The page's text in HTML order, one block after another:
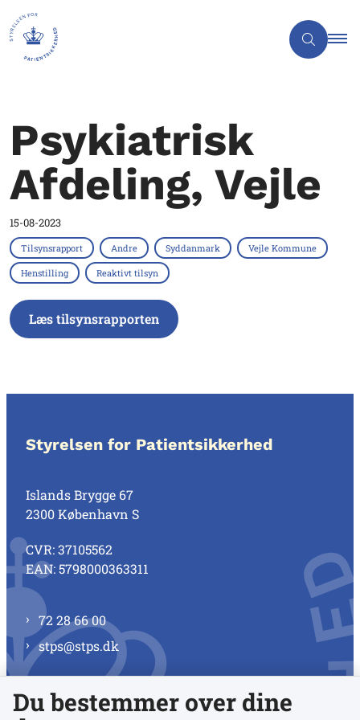
Psykiatrisk
Afdeling, Vejle
15-08-2023
Tilsynsrapport Andre Syddanmark Vejle Kommune
Henstilling Reaktivt tilsyn
Læs tilsynsrapporten
Styrelsen for Patientsikkerhed
Islands Brygge 67
2300 København S
CVR: 37105562
EAN: 5798000363311
72 28 66 00
stps@stps.dk
Se alle kontaktnumre
Du bestemmer over dine